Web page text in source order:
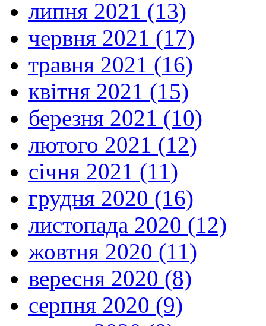
липня 2021 (13)
червня 2021 (17)
травня 2021 (16)
квітня 2021 (15)
березня 2021 (10)
лютого 2021 (12)
січня 2021 (11)
грудня 2020 (16)
листопада 2020 (12)
жовтня 2020 (11)
вересня 2020 (8)
серпня 2020 (9)